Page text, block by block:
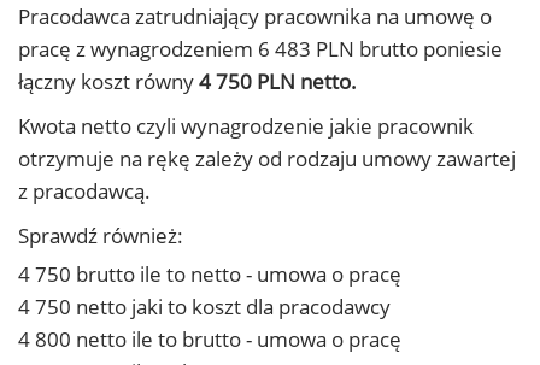
Pracodawca zatrudniający pracownika na umowę o
pracę z wynagrodzeniem 6 483 PLN brutto poniesie
łączny koszt równy4 750 PLN netto.
Kwota netto czyli wynagrodzenie jakie pracownik
otrzymuje na rękę zależy od rodzaju umowy zawartej
z pracodawcą.
Sprawdź również:
4 750 brutto ile to netto - umowa o pracę
4 750 netto jaki to koszt dla pracodawcy
4 800 netto ile to brutto - umowa o pracę